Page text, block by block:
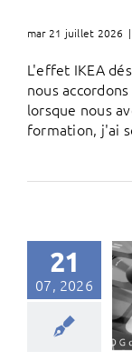
mar 21 juillet 2026 |
L'effet IKEA
nous
lorsque nous
formation, j'ai
21
07, 2026